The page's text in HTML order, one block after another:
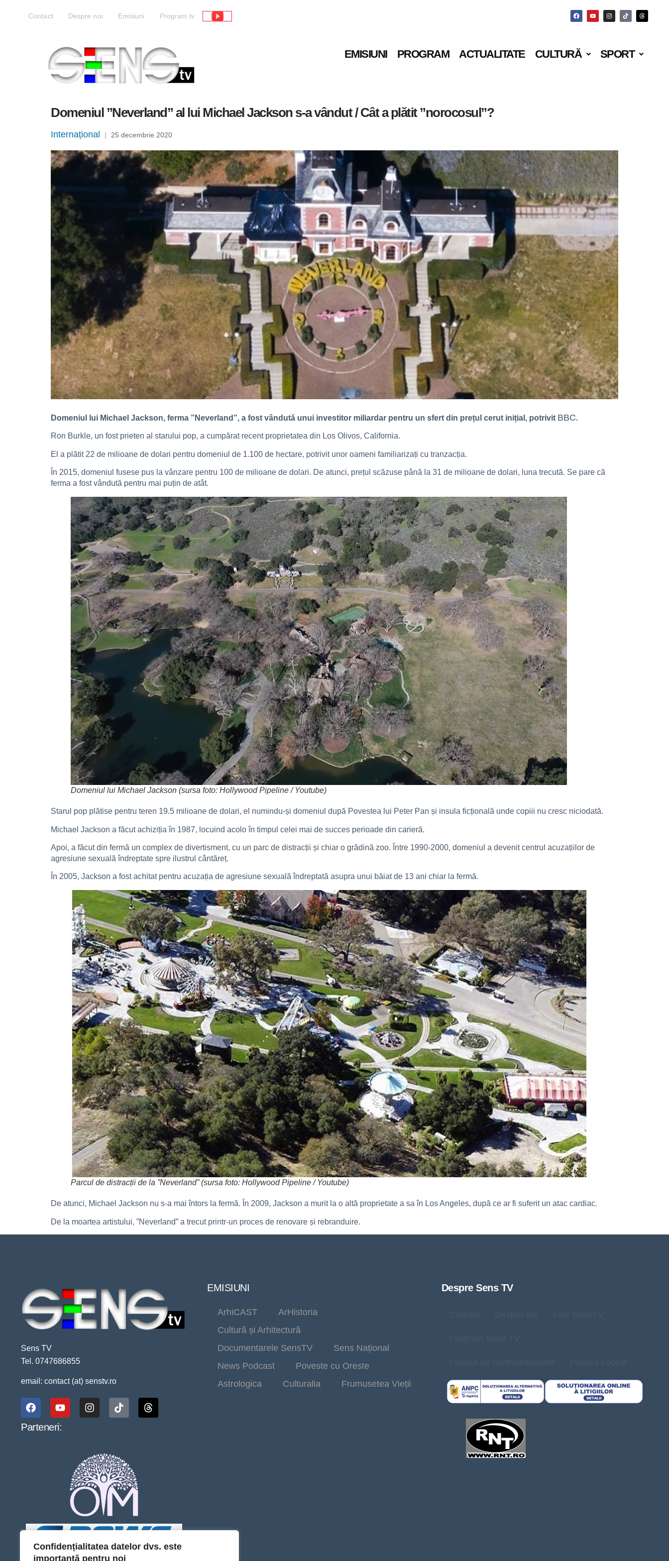
Confidențialitatea datelor dvs. este
importantă pentru noi
Contact Despre noi Emisiuni Program tv Live
EMISIUNI PROGRAM ACTUALITATE CULTURĂ SPORT
Domeniul ”Neverland” al lui Michael Jackson s-a vândut / Cât a plătit ”norocosul”?
Internațional | 25 decembrie 2020
Domeniul lui Michael Jackson, ferma ”Neverland”, a fost vândută unui investitor miliardar pentru un sfert din prețul cerut inițial, potrivit BBC.
Ron Burkle, un fost prieten al starului pop, a cumpărat recent proprietatea din Los Olivos, California.
El a plătit 22 de milioane de dolari pentru domeniul de 1.100 de hectare, potrivit unor oameni familiarizați cu tranzacția.
În 2015, domeniul fusese pus la vânzare pentru 100 de milioane de dolari. De atunci, prețul scăzuse până la 31 de milioane de dolari, luna trecută. Se pare că
ferma a fost vândută pentru mai puțin de atât.
Domeniul lui Michael Jackson (sursa foto: Hollywood Pipeline / Youtube)
Starul pop plătise pentru teren 19.5 milioane de dolari, el numindu-și domeniul după Povestea lui Peter Pan și insula ficțională unde copiii nu cresc niciodată.
Michael Jackson a făcut achiziția în 1987, locuind acolo în timpul celei mai de succes perioade din carieră.
Apoi, a făcut din fermă un complex de divertisment, cu un parc de distracții și chiar o grădină zoo. Între 1990-2000, domeniul a devenit centrul acuzațiilor de
agresiune sexuală îndreptate spre ilustrul cântăreț.
În 2005, Jackson a fost achitat pentru acuzația de agresiune sexuală îndreptată asupra unui băiat de 13 ani chiar la fermă.
Parcul de distracții de la ”Neverland” (sursa foto: Hollywood Pipeline / Youtube)
De atunci, Michael Jackson nu s-a mai întors la fermă. În 2009, Jackson a murit la o altă proprietate a sa în Los Angeles, după ce ar fi suferit un atac cardiac.
De la moartea artistului, ”Neverland” a trecut printr-un proces de renovare și rebranduire.
Sens TV
Tel. 0747686855
email: contact (at) senstv.ro
Parteneri:
EMISIUNI
ArhiCAST
ArHistoria
Cultură și Arhitectură
Documentarele SensTV
Sens Național
News Podcast
Poveste cu Oreste
Astrologica
Culturalia Frumusetea Vieții
Despre Sens TV